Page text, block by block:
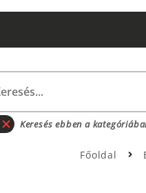
Keresés ebben a
Főoldal